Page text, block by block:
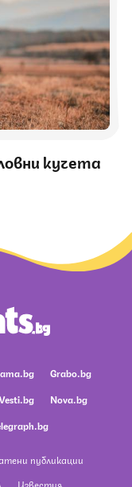
кучета
Grabo.bg
Nova.bg
публикации
Известия